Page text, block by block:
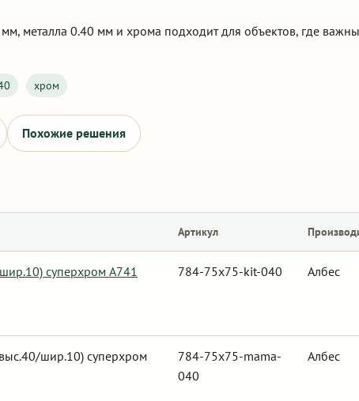
металла 0.40 мм и хрома подходит для объектов, где
хром
Похожие решения
Артикул
суперхром А741 784-75x75-kit-040 Албес
шир.10) суперхром
784-75x75-mama-
040
Албес